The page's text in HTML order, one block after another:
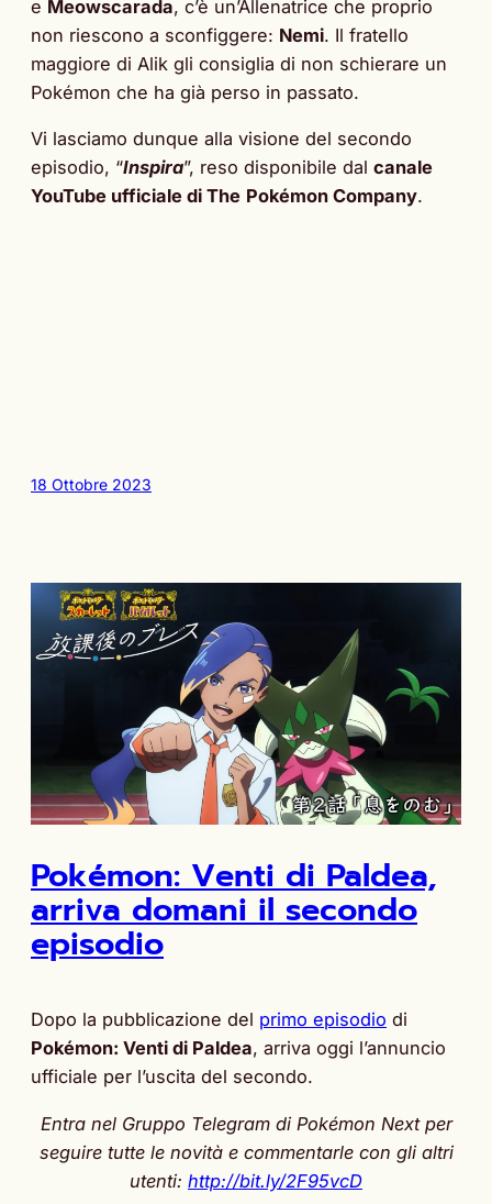
e Meowscarada, c’è un’Allenatrice che proprio
non riescono a sconfiggere: Nemi. Il fratello
maggiore di Alik gli consiglia di non schierare un
Pokémon che ha già perso in passato.
Vi lasciamo dunque alla visione del secondo
episodio, “Inspira”, reso disponibile dal canale
YouTube ufficiale di The Pokémon Company.
18 Ottobre 2023
Pokémon: Venti di Paldea,
arriva domani il secondo
episodio
Dopo la pubblicazione del primo episodio di
Pokémon: Venti di Paldea, arriva oggi l’annuncio
ufficiale per l’uscita del secondo.
Entra nel Gruppo Telegram di Pokémon Next per
seguire tutte le novità e commentarle con gli altri
utenti: http://bit.ly/2F95vcD